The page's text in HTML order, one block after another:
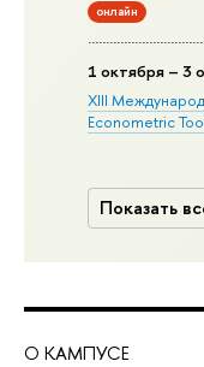
онлайн
1 октября – 3
XIII
Econometric
Показать
О КАМПУСЕ